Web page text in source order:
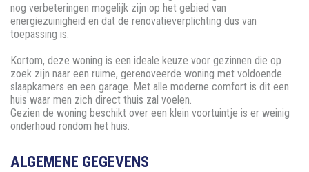
nog verbeteringen mogelijk zijn op het gebied van
energiezuinigheid en dat de renovatieverplichting dus van
toepassing is.
Kortom, deze woning is een ideale keuze voor gezinnen die op
zoek zijn naar een ruime, gerenoveerde woning met voldoende
slaapkamers en een garage. Met alle moderne comfort is dit een
huis waar men zich direct thuis zal voelen.
Gezien de woning beschikt over een klein voortuintje is er weinig
onderhoud rondom het huis.
ALGEMENE GEGEVENS